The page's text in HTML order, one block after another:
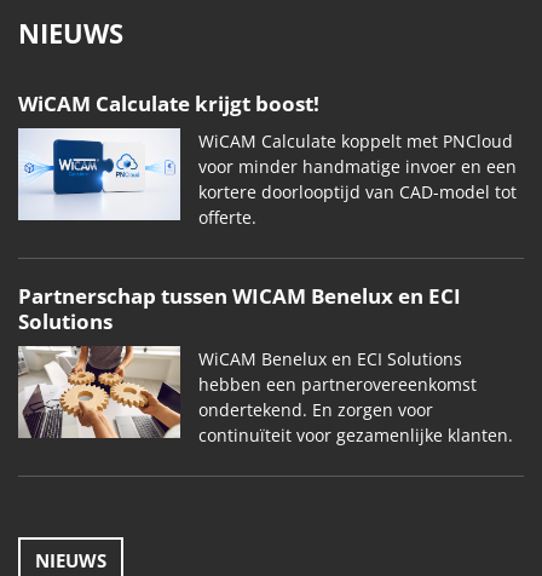
NIEUWS
WiCAM Calculate krijgt boost!
WiCAM Calculate koppelt met PNCloud
voor minder handmatige invoer en een
kortere doorlooptijd van CAD-model tot
offerte.
Partnerschap tussen WICAM Benelux en ECI
Solutions
WiCAM Benelux en ECI Solutions
hebben een partnerovereenkomst
ondertekend. En zorgen voor
continuïteit voor gezamenlijke klanten.
NIEUWS